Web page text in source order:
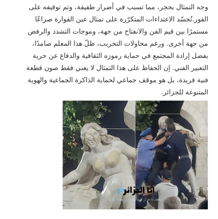
وجه التمثال بحجر، مما تسبب في أضرار طفيفة، وتم توقيفه على
الفور.تُجسّد الاعتداءات المتكرّرة على تمثال عين الفوارة صراعًا
مستمرًا بين قيم الفن والانفتاح من جهة، وموجات التشدد والرفض
من جهة أخرى. ورغم محاولات التخريب، ظلّ هذا المعلم صامدًا،
بفضل إرادة المجتمع في حماية رموزه الثقافية والدفاع عن حرية
التعبير الفني. إن الحفاظ على هذا التمثال لا يعني فقط صون قطعة
فنية فريدة، بل هو موقف جماعي لحماية الذاكرة الجماعية والهوية
المتنوعة للجزائر.